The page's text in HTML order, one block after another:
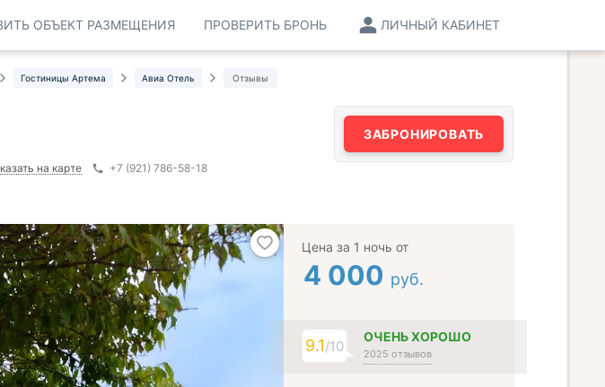
ЛИЧНЫЙ КАБИНЕТ
ПРОВЕРИТЬ БРОНЬ
ОБЪЕКТ РАЗМЕЩЕНИЯ
Гостиницы Артема Авиа Отель Отзывы
на карте +7 (921) 786-58-18
ЗАБРОНИРОВАТЬ
Цена за 1 ночь от
4 000 руб.
9.1/10
ОЧЕНЬ ХОРОШО
2025 отзывов